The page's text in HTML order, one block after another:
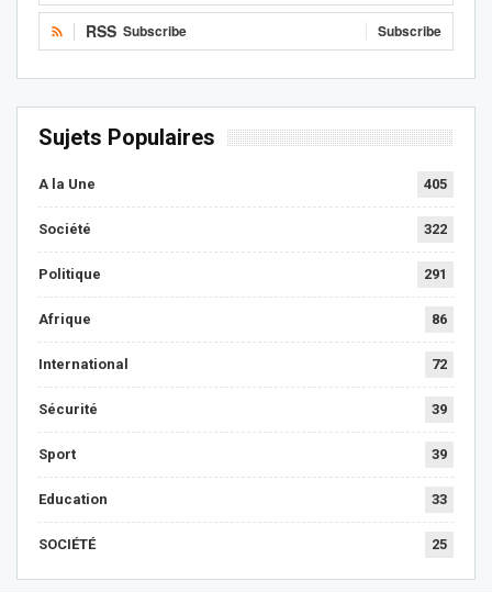
RSS Subscribe Subscribe
Sujets Populaires
A la Une 405
Société 322
Politique 291
Afrique 86
International 72
Sécurité 39
Sport 39
Education 33
SOCIÉTÉ 25